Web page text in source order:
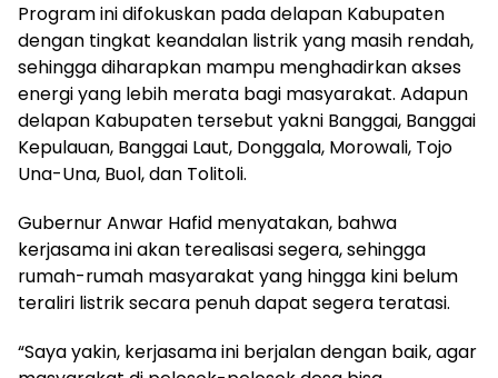
Program ini difokuskan pada delapan Kabupaten
dengan tingkat keandalan listrik yang masih rendah,
sehingga diharapkan mampu menghadirkan akses
energi yang lebih merata bagi masyarakat. Adapun
delapan Kabupaten tersebut yakni Banggai, Banggai
Kepulauan, Banggai Laut, Donggala, Morowali, Tojo
Una-Una, Buol, dan Tolitoli.
Gubernur Anwar Hafid menyatakan, bahwa
kerjasama ini akan terealisasi segera, sehingga
rumah-rumah masyarakat yang hingga kini belum
teraliri listrik secara penuh dapat segera teratasi.
“Saya yakin, kerjasama ini berjalan dengan baik, agar